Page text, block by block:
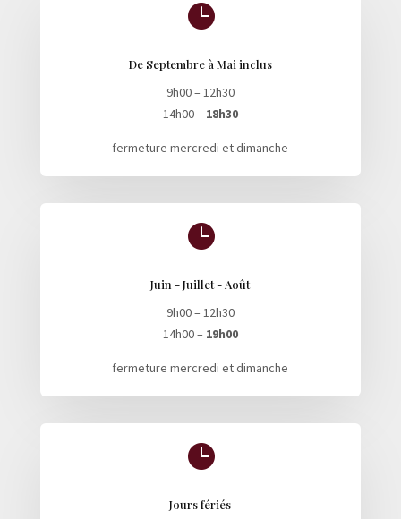

De Septembre à Mai inclus
9h00 – 12h30
14h00 – 18h30
fermeture mercredi et dimanche

Juin - Juillet - Août
9h00 – 12h30
14h00 – 19h00
fermeture mercredi et dimanche

Jours fériés